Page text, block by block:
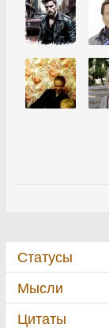
Статусы
Мысли
Цитаты